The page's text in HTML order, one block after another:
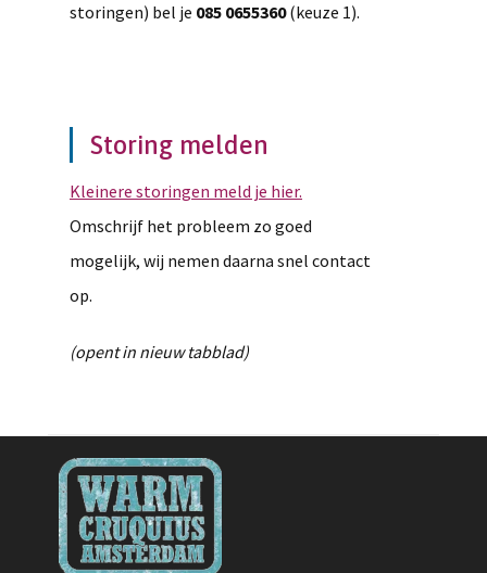
storingen) bel je 085 0655360(keuze 1).
Storing melden
Kleinere storingen meld je hier.
Omschrijf het probleem zo goed
mogelijk, wij nemen daarna snel contact
op.
(opent in nieuw tabblad)